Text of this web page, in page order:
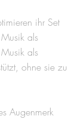
ihr Set
als
als
ohne sie zu
Augenmerk